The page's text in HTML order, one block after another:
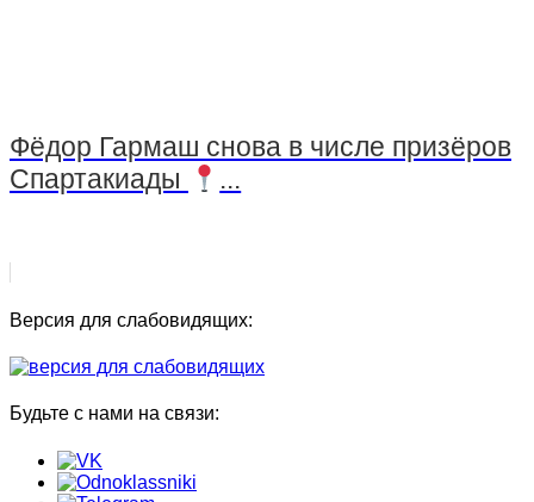
Фёдор Гармаш снова в числе призёров
Спартакиады
...
Версия для слабовидящих:
Будьте с нами на связи: